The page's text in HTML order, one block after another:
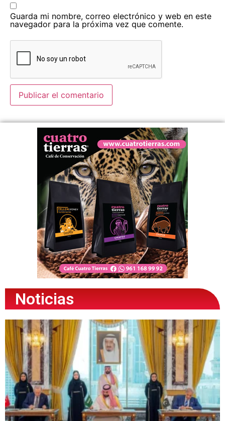
Guarda mi nombre, correo electrónico y web en este
navegador para la próxima vez que comente.
Noticias